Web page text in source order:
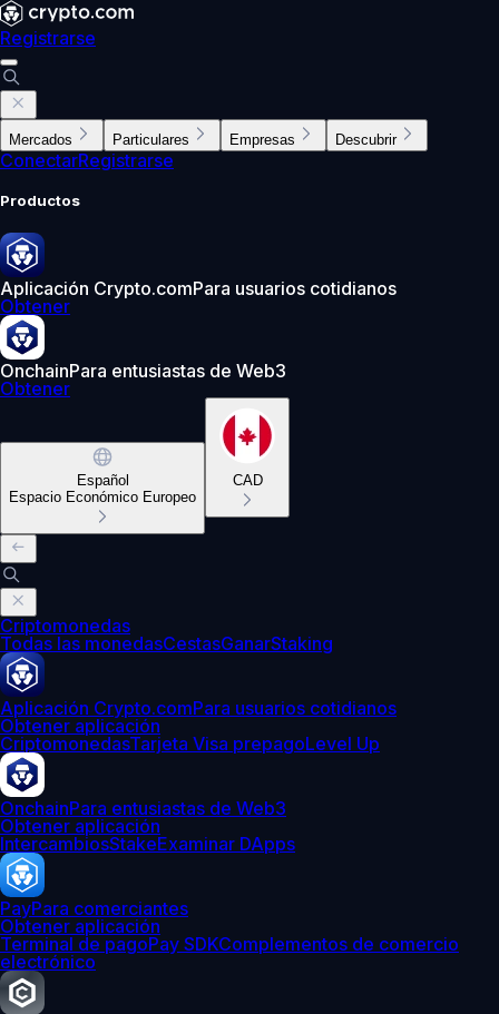
Registrarse
Mercados Particulares Empresas Descubrir
ConectarRegistrarse
Productos
Aplicación Crypto.comPara usuarios cotidianos
Obtener
OnchainPara entusiastas de Web3
Obtener
Español
Espacio Económico Europeo
CAD
Criptomonedas
Todas las monedasCestasGanarStaking
Aplicación Crypto.comPara usuarios cotidianos
Obtener aplicación
CriptomonedasTarjeta Visa prepagoLevel Up
OnchainPara entusiastas de Web3
Obtener aplicación
IntercambiosStakeExaminar DApps
PayPara comerciantes
Obtener aplicación
Terminal de pagoPay SDKComplementos de comercio
electrónico